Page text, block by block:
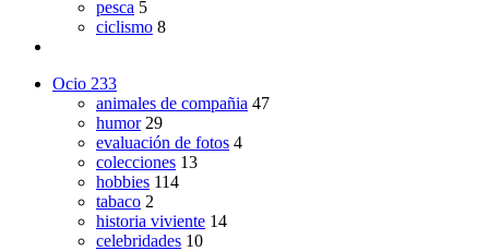
pesca 5
ciclismo 8
Ocio 233
animales de compañia 47
humor 29
evaluación de fotos 4
colecciones 13
hobbies 114
tabaco 2
historia viviente 14
celebridades 10